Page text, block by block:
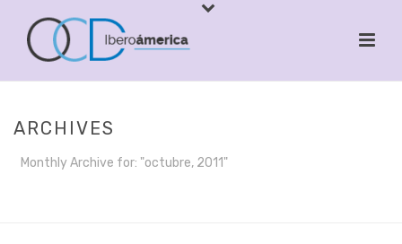
ARCHIVES
Monthly Archive for: "octubre, 2011"